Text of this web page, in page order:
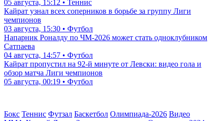
05 августа, 15:12 • Теннис
Кайрат узнал всех соперников в борьбе за группу Лиги
чемпионов
03 августа, 15:30 • Футбол
Напарник Роналду по ЧМ-2026 может стать одноклубником
Сатпаева
04 августа, 14:57 • Футбол
Кайрат пропустил на 92-й минуте от Левски: видео гола и
обзор матча Лиги чемпионов
05 августа, 00:19 • Футбол
Бокс Теннис Футзал Баскетбол Олимпиада-2026 Видео